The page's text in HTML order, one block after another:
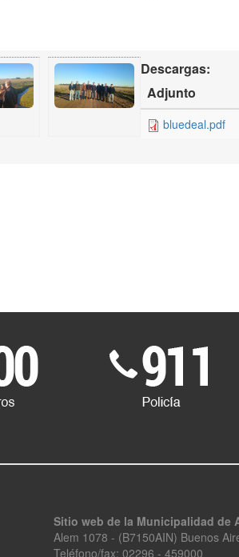
Descargas:
Adjunto
bluedeal.pdf
Sitio web de la Municipalidad de
Alem 1078 - (B7150AIN) Buenos
Teléfono/fax: 02296 - 459000